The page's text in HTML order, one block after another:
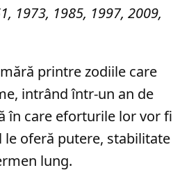
1973, 1985, 1997, 2009,
printre zodiile care
intrând într-un an de
în care eforturile lor vor fi
le oferă putere, stabilitate
lung.